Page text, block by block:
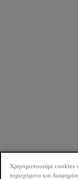
Χρησιμοποιούμε cookies
περιεχόμενο και